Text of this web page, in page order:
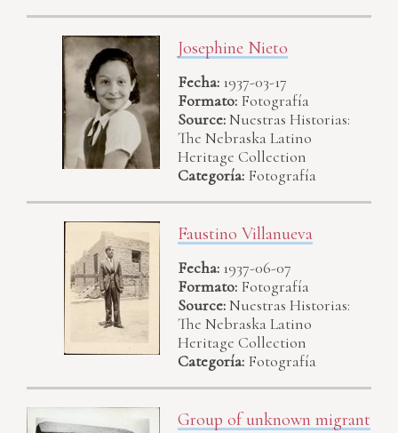
Josephine Nieto
Fecha: 1937-03-17
Formato: Fotografía
Source:Nuestras Historias:
The Nebraska Latino
Heritage Collection
Categoría: Fotografía
Faustino Villanueva
Fecha: 1937-06-07
Formato: Fotografía
Source:Nuestras Historias:
The Nebraska Latino
Heritage Collection
Categoría: Fotografía
Group of unknown migrant